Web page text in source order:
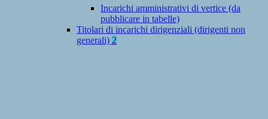
Incarichi amministrativi di vertice (da
pubblicare in tabelle)
Titolari di incarichi dirigenziali (dirigenti non
generali) 2